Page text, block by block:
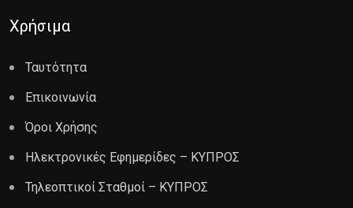
Χρήσιμα
Ταυτότητα
Επικοινωνία
Όροι Χρήσης
Ηλεκτρονικές Εφημερίδες – ΚΥΠΡΟΣ
Τηλεοπτικοί Σταθμοί – ΚΥΠΡΟΣ